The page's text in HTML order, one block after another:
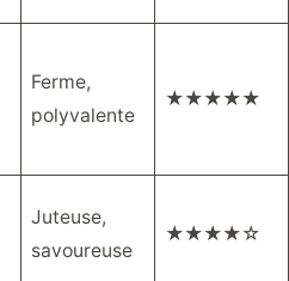
Ferme,
polyvalente
★★★★★
Juteuse,
savoureuse
★★★★☆